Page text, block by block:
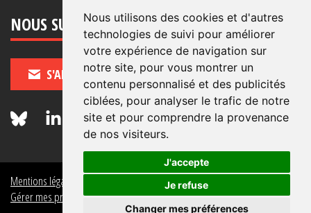
Nous utilisons des cookies et d'autres
technologies de suivi pour améliorer
votre expérience de navigation sur
notre site, pour vous montrer un
contenu personnalisé et des publicités
ciblées, pour analyser le trafic de notre
site et pour comprendre la provenance
de nos visiteurs.
J'accepte
Je refuse
Changer mes préférences
NOUS SUIVRE
S'ABONNER
Mentions légales
Politique de données personnelles
Gérer mes préférences de données personnelles